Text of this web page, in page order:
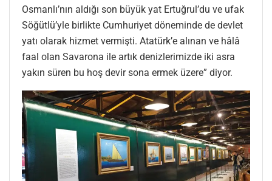
Osmanlı’nın aldığı son büyük yat Ertuğrul’du ve ufak
Söğütlü’yle birlikte Cumhuriyet döneminde de devlet
yatı olarak hizmet vermişti. Atatürk’e alınan ve hâlâ
faal olan Savarona ile artık denizlerimizde iki asra
yakın süren bu hoş devir sona ermek üzere” diyor.